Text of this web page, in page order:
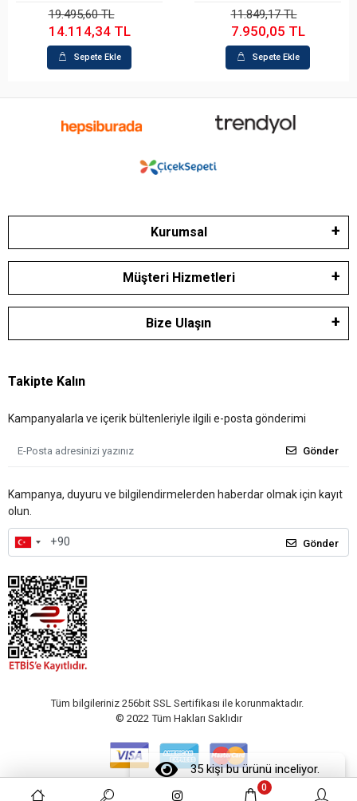
35 kişi bu ürünü inceliyor.
11.849,17 TL
7.950,05 TL
Sepete Ekle
15.077,13 TL
10.466,90 TL
Sepete Ekle
Kurumsal
Müşteri Hizmetleri
Bize Ulaşın
Takipte Kalın
Kampanyalarla ve içerik bültenleriyle ilgili e-posta gönderimi
Gönder
Kampanya, duyuru ve bilgilendirmelerden haberdar olmak için kayıt
olun.
Gönder
Tüm bilgileriniz 256bit SSL Sertifikası ile korunmaktadır.
© 2022 Tüm Hakları Saklıdır
0